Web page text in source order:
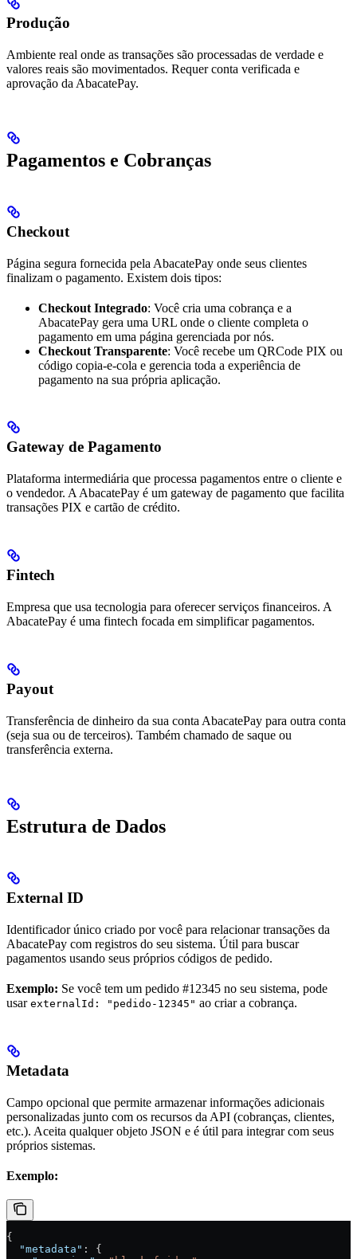
Produção
Ambiente real onde as transações são processadas de verdade e
valores reais são movimentados. Requer conta verificada e
aprovação da AbacatePay.
Pagamentos e Cobranças
Checkout
Página segura fornecida pela AbacatePay onde seus clientes
finalizam o pagamento. Existem dois tipos:
Checkout Integrado: Você cria uma cobrança e a
AbacatePay gera uma URL onde o cliente completa o
pagamento em uma página gerenciada por nós.
Checkout Transparente: Você recebe um QRCode PIX ou
código copia-e-cola e gerencia toda a experiência de
pagamento na sua própria aplicação.
Gateway de Pagamento
Plataforma intermediária que processa pagamentos entre o cliente e
o vendedor. A AbacatePay é um gateway de pagamento que facilita
transações PIX e cartão de crédito.
Fintech
Empresa que usa tecnologia para oferecer serviços financeiros. A
AbacatePay é uma fintech focada em simplificar pagamentos.
Payout
Transferência de dinheiro da sua conta AbacatePay para outra conta
(seja sua ou de terceiros). Também chamado de saque ou
transferência externa.
Estrutura de Dados
External ID
Identificador único criado por você para relacionar transações da
AbacatePay com registros do seu sistema. Útil para buscar
pagamentos usando seus próprios códigos de pedido.
Exemplo: Se você tem um pedido #12345 no seu sistema, pode
usar externalId: "pedido-12345" ao criar a cobrança.
Metadata
Campo opcional que permite armazenar informações adicionais
personalizadas junto com os recursos da API (cobranças, clientes,
etc.). Aceita qualquer objeto JSON e é útil para integrar com seus
próprios sistemas.
Exemplo:
{
  "metadata"
: {